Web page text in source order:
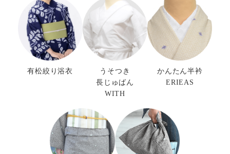
有松絞り浴衣
うそつき
長じゅばん
WITH
かんたん半衿
ERIEAS